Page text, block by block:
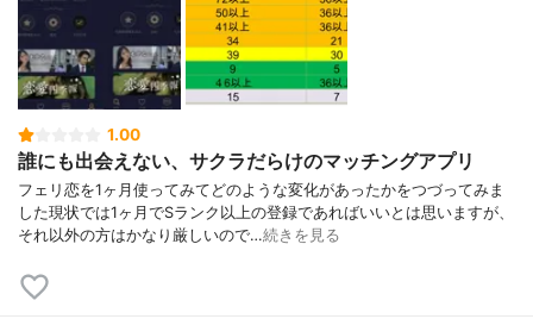
1.00
誰にも出会えない、サクラだらけのマッチングアプリ
フェリ恋を1ヶ月使ってみてどのような変化があったかをつづってみま
した現状では1ヶ月でSランク以上の登録であればいいとは思いますが、
それ以外の方はかなり厳しいので…続きを見る